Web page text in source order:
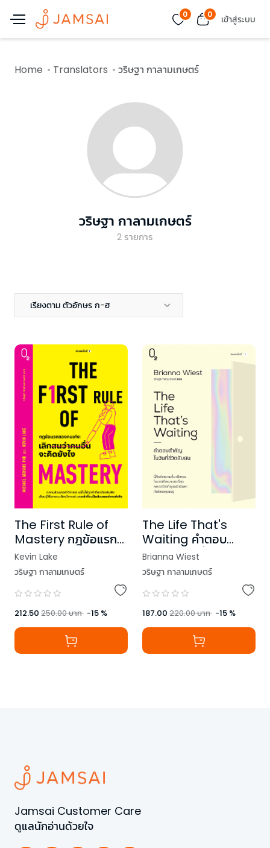
0 0 เข้าสู่ระบบ
Home Translators วริษฐา กาลามเกษตร์
วริษฐา กาลามเกษตร์
2รายการ
เรียงตาม ตัวอักษร ก-ฮ
The First Rule of
Mastery กฎข้อแรก
ของคนเก่ง: เลิกสนว่า
คนอื่นจะคิดยังไง
Kevin Lake
,Michael Gervais PhD
วริษฐา กาลามเกษตร์
212.50 250.00บาท -15 %
The Life That's
Waiting คำตอบ
สำคัญในวันที่ชีวิตสับสน
Brianna Wiest
วริษฐา กาลามเกษตร์
187.00 220.00บาท -15 %
Jamsai Customer Care
ดูแลนักอ่านด้วยใจ